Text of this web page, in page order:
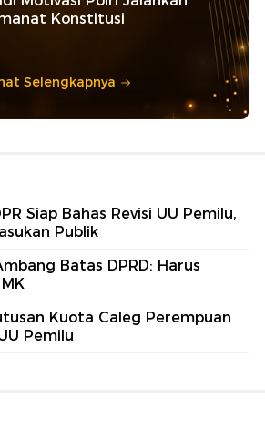
Konstitusi
Selengkapnya
Siap Bahas Revisi UU Pemilu,
Publik
Batas DPRD: Harus
Kuota Caleg Perempuan
Pemilu